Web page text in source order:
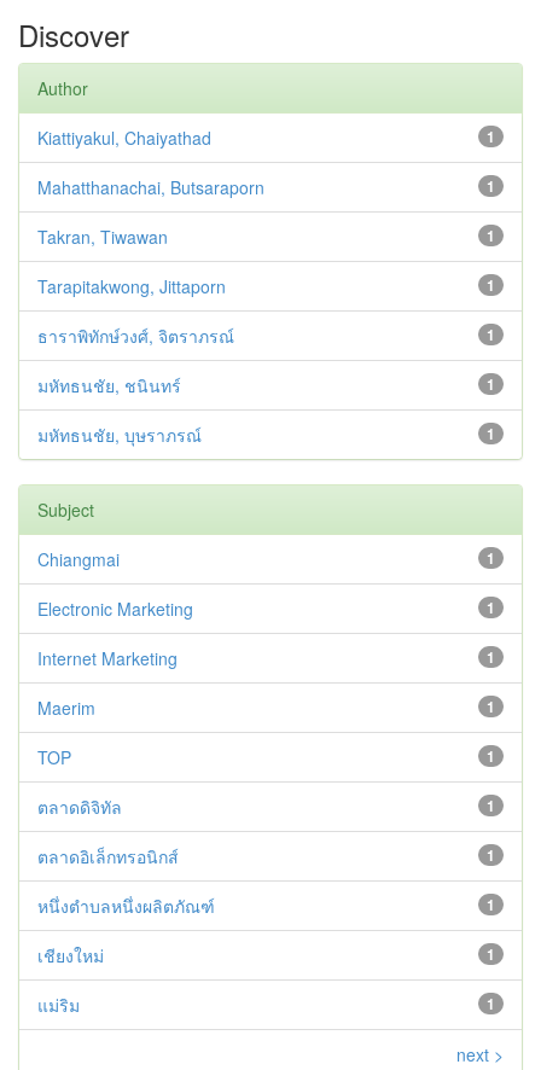
Discover
Author
1
Kiattiyakul, Chaiyathad
1
Mahatthanachai, Butsaraporn
1
Takran, Tiwawan
1
Tarapitakwong, Jittaporn
1
ธาราพิทักษ์วงศ์, จิตราภรณ์
1
มหัทธนชัย, ชนินทร์
1
มหัทธนชัย, บุษราภรณ์
Subject
1
Chiangmai
1
Electronic Marketing
1
Internet Marketing
1
Maerim
1
TOP
1
ตลาดดิจิทัล
1
ตลาดอิเล็กทรอนิกส์
1
หนึ่งตำบลหนึ่งผลิตภัณฑ์
1
เชียงใหม่
1
แม่ริม
next >